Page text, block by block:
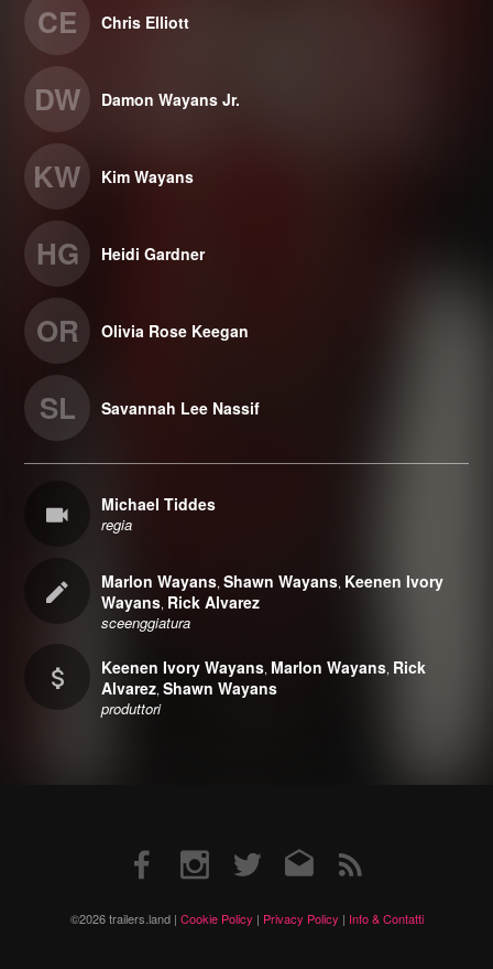
CE Chris Elliott
DW Damon Wayans Jr.
KW Kim Wayans
HG Heidi Gardner
OR Olivia Rose Keegan
SL Savannah Lee Nassif
Michael Tiddes
regia
Marlon Wayans,Shawn Wayans, Keenen Ivory
Wayans, Rick Alvarez
sceenggiatura
Keenen Ivory Wayans, Marlon Wayans, Rick
Alvarez,Shawn Wayans
produttori
©2026 trailers.land | Cookie Policy | Privacy Policy | Info & Contatti